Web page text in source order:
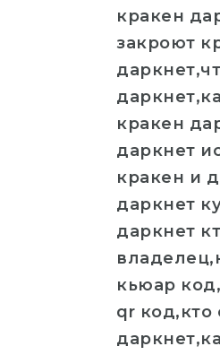
кракен
закроют
кракен
даркнет
кракен и
даркнет
даркнет
кьюар
qr код,кто